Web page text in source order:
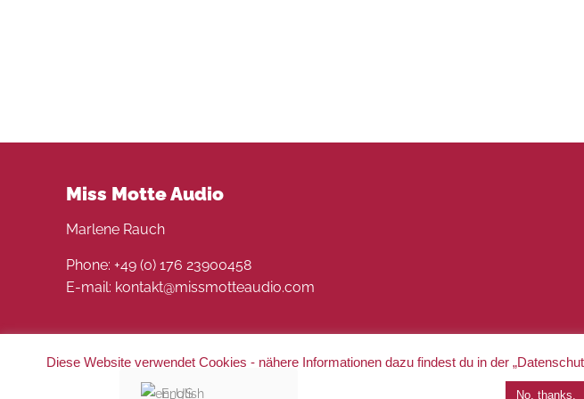
Miss Motte Audio
Marlene Rauch
Phone: +49 (0) 176 23900458
E-mail: kontakt@missmotteaudio.com
Privacy
Diese Website verwendet Cookies - nähere Informationen dazu findest du in der
No, thanks.
English